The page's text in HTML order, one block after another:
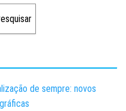
de sempre: novos